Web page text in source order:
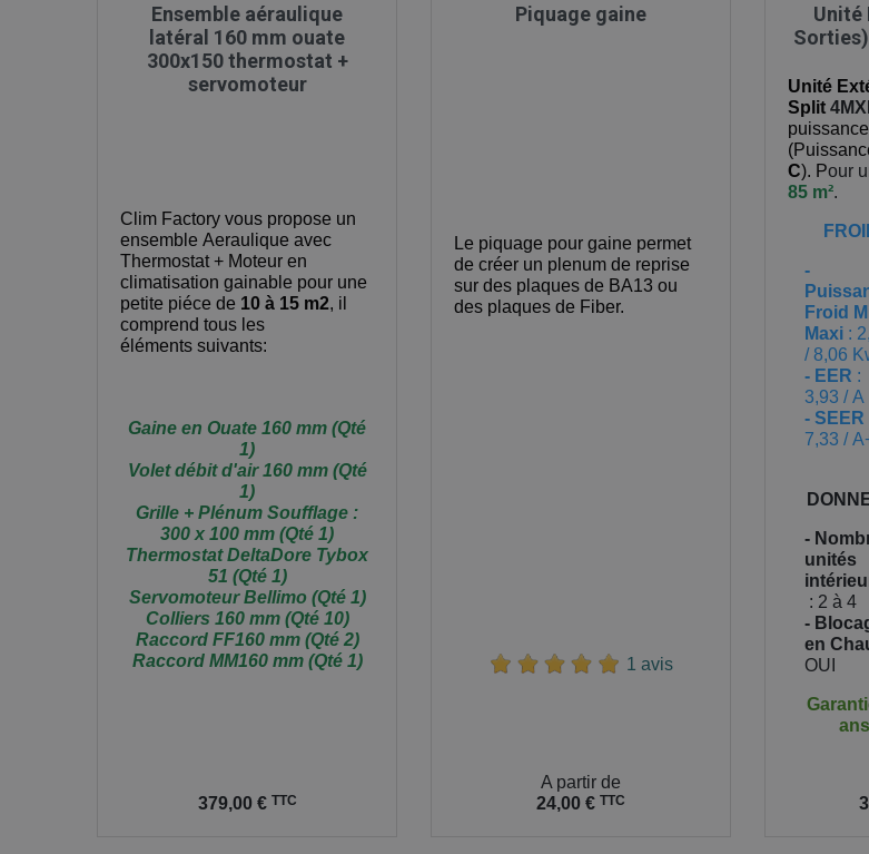
Ensemble aéraulique
latéral 160 mm ouate
300x150 thermostat +
servomoteur
Clim Factory vous propose un
ensemble Aeraulique avec
Thermostat + Moteur en
climatisation gainable pour une
petite piéce de 10 à 15 m2, il
comprend tous les
éléments suivants:
Gaine en Ouate 160 mm (Qté
1)
Volet débit d'air 160 mm (Qté
1)
Grille + Plénum Soufflage :
300 x 100 mm (Qté 1)
Thermostat DeltaDore Tybox
51 (Qté 1)
Servomoteur Bellimo (Qté 1)
Colliers 160 mm (Qté 10)
Raccord FF160 mm (Qté 2)
Raccord MM160 mm (Qté 1)
379,00 € TTC
Piquage gaine
Le piquage pour gaine permet
de créer un plenum de reprise
sur des plaques de BA13 ou
des plaques de Fiber.
1 avis
A partir de
24,00 € TTC
Unité
Sorties)
Unité
Split
(
C). Pour
85 m².
-
Froid
Maxi :
/ 8,06
- EER :
3,93 / A
- SEER
7,33 /
-
unités
: 2 à 4
-
en
OUI